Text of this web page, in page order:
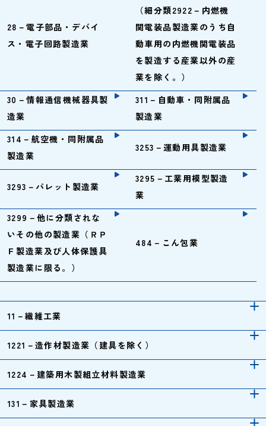
28－電子部品・デバイ
ス・電子回路製造業
（細分類2922－内燃機
関電装品製造業のうち自
動車用の内燃機関電装品
を製造する産業以外の産
業を除く。）
30－情報通信機械器具製
造業
311－自動車・同附属品
製造業
314－航空機・同附属品
製造業
3253－運動用具製造業
3293－パレット製造業
3295－工業用模型製造
業
3299－他に分類されな
いその他の製造業（ＲＰ
Ｆ製造業及び人体保護具
製造業に限る。）
484－こん包業
11－繊維工業
1221－造作材製造業（建具を除く）
1224－建築用木製組立材料製造業
131－家具製造業